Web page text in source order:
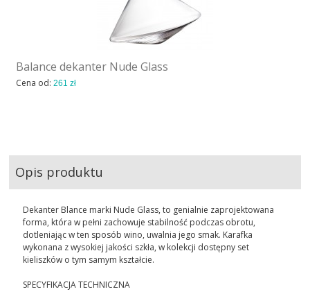
Balance dekanter Nude Glass
Cena od:261 zł
Opis produktu
Dekanter Blance marki Nude Glass, to genialnie zaprojektowana
forma, która w pełni zachowuje stabilność podczas obrotu,
dotleniając w ten sposób wino, uwalnia jego smak. Karafka
wykonana z wysokiej jakości szkła, w kolekcji dostępny set
kieliszków o tym samym kształcie.
SPECYFIKACJA TECHNICZNA